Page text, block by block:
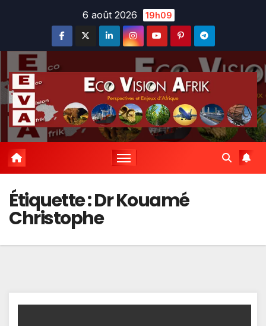
6 août 2026 19h09
Étiquette :Dr Kouamé
Christophe